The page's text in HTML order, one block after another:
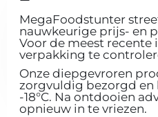
MegaFoodstunter
nauwkeurige prijs- en
Voor de meest recente
verpakking te
Onze diepgevroren
zorgvuldig bezorgd en
-18°C. Na ontdooien
opnieuw in te vriezen.